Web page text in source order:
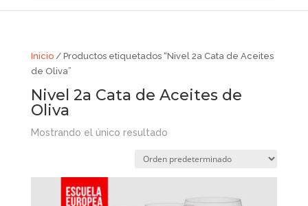
Inicio/ Productos etiquetados “Nivel 2a Cata de Aceites
de Oliva”
Nivel 2a Cata de Aceites de
Oliva
Mostrando el único resultado